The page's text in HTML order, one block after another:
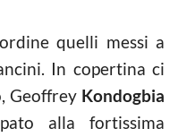
quelli messi a
In copertina ci
Geoffrey Kondogbia
alla fortissima